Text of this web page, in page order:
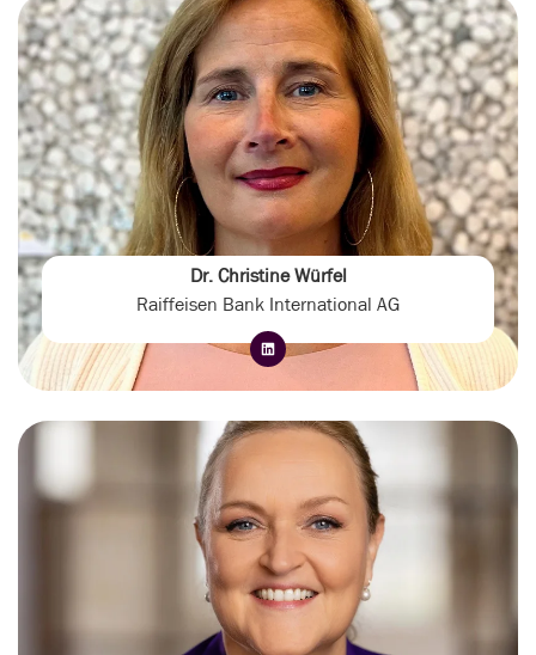
Dr. Christine Würfel
Raiffeisen Bank International AG